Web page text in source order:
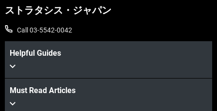
ストラタシス・ジャパン
Call 03-5542-0042
Helpful Guides
Must Read Articles